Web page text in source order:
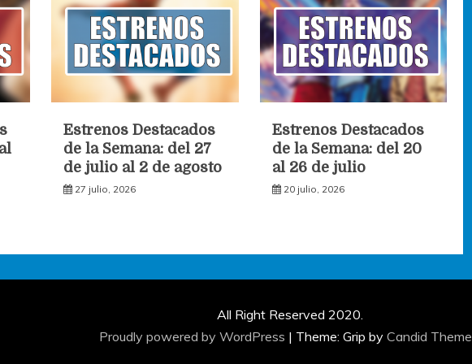
Estrenos Destacados
de la Semana: del 27
de julio al 2 de agosto
27 julio, 2026
Estrenos Destacados
de la Semana: del 20
al 26 de julio
20 julio, 2026
All Right Reserved 2020.
Proudly powered by WordPress | Theme: Grip by Candid